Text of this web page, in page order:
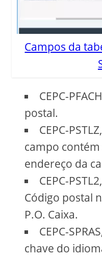
Campos da
CEPC-
postal.
CEPC-
campo
endereço da
CEPC-
Código postal
P.O. Caixa.
CEPC-
chave do